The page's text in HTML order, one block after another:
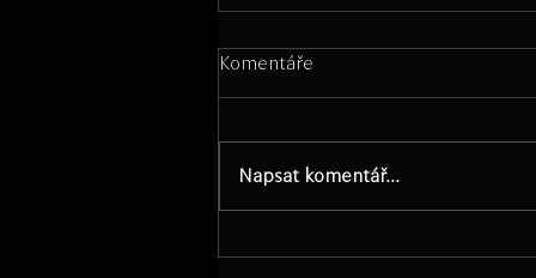
Komentáře
Napsat komentář...